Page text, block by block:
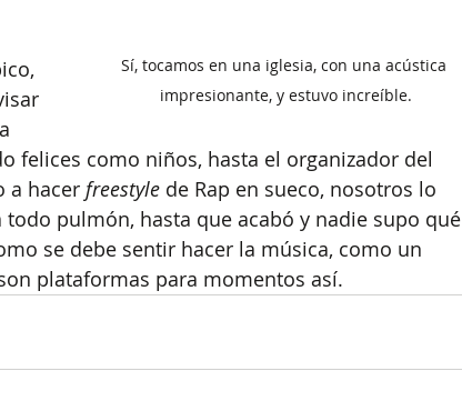
Sí, tocamos en una iglesia, con una acústica
impresionante, y estuvo increíble.
felices como niños, hasta el organizador del
a hacer freestyle de Rap en sueco, nosotros lo
pulmón, hasta que acabó y nadie supo qué
se debe sentir hacer la música, como un
plataformas para momentos así.